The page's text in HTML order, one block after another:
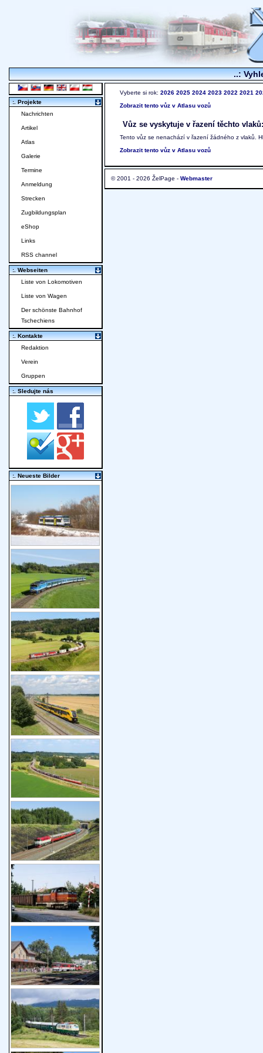
..:
Vyberte si rok: 2026 2025 2024 2023 2022 2021
Zobrazit tento vůz v Atlasu vozů
Vůz se vyskytuje v řazení těchto vlaků:
Tento vůz se nenachází v řazení žádného z vlaků.
Zobrazit tento vůz v Atlasu vozů
© 2001 - 2026 ŽelPage - Webmaster
:. Projekte
Nachrichten
Artikel
Atlas
Galerie
Termine
Anmeldung
Strecken
Zugbildungsplan
eShop
Links
RSS channel
:. Webseiten
Liste von Lokomotiven
Liste von Wagen
Der schönste Bahnhof
Tschechiens
:. Kontakte
Redaktion
Verein
Gruppen
:. Sledujte nás
:. Neueste Bilder